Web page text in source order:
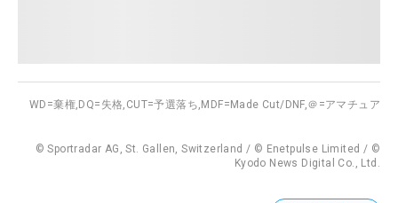
WD=棄権, DQ=失格, CUT=予選落ち, MDF=Made Cut/DNF,＠=アマチュア
© Sportradar AG, St. Gallen, Switzerland / © Enetpulse Limited / ©
Kyodo News Digital Co., Ltd.